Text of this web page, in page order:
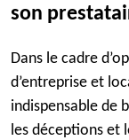
son
Dans le cadre
d’entreprise et
indispensable de
les déceptions et